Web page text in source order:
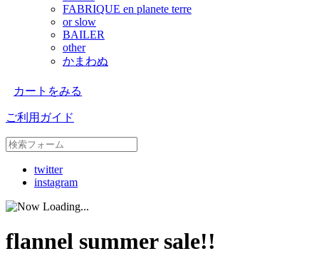
FABRIQUE en planete terre
or slow
BAILER
other
かまわぬ
カートをみる
ご利用ガイド
twitter
instagram
flannel summer sale!!